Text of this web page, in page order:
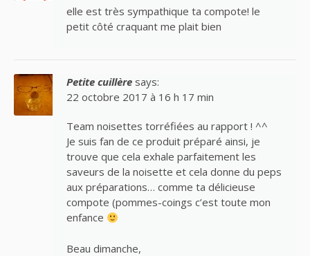
elle est très sympathique ta compote! le
petit côté craquant me plait bien
Petite cuillère says:
22 octobre 2017 à 16 h 17 min
Team noisettes torréfiées au rapport ! ^^
Je suis fan de ce produit préparé ainsi, je
trouve que cela exhale parfaitement les
saveurs de la noisette et cela donne du peps
aux préparations… comme ta délicieuse
compote (pommes-coings c’est toute mon
enfance
Beau dimanche,